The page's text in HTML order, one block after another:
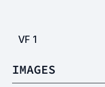
VF 1
IMAGES